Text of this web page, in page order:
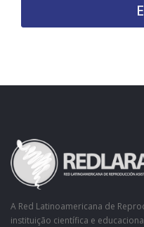
A Red Latinoamericana de
instituição científica e